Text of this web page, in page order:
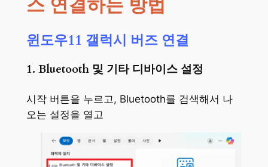
스 연결하는 방법
윈도우11 갤럭시 버즈 연결
1. Bluetooth 및 기타 디바이스 설정
시작 버튼을 누르고, Bluetooth를 검색해서 나
오는 설정을 열고